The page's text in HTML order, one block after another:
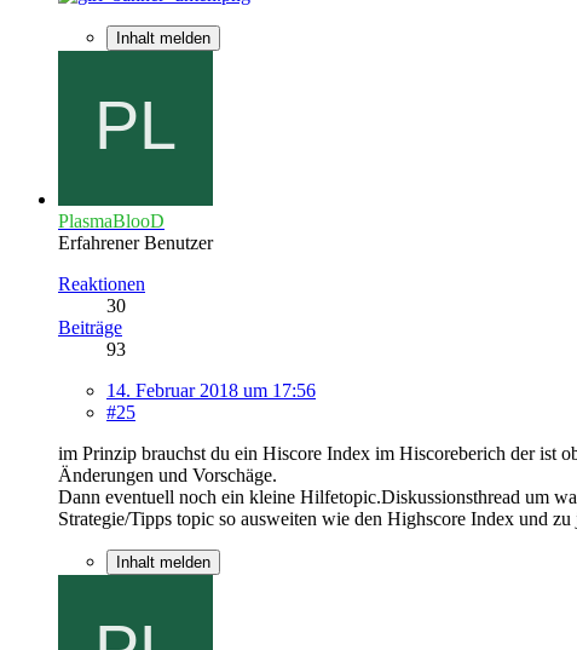
Inhalt melden
PlasmaBlooD
Erfahrener Benutzer
Reaktionen
30
Beiträge
93
14. Februar 2018 um 17:56
#25
im Prinzip brauchst du ein Hiscore Index im Hiscoreberich der ist
Änderungen und Vorschäge.
Dann eventuell noch ein kleine Hilfetopic.Diskussionsthread um
Strategie/Tipps topic so ausweiten wie den Highscore Index und
Inhalt melden